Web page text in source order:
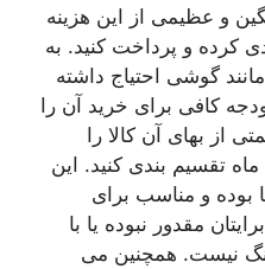
و عظیمی از این هزینه
کرده و پرداخت کنید. به
گوشی احتیاج داشته
کافی برای خرید آن را
از بهای آن کالا را
تقسیم بندی کنید. این
بوده و مناسب برای
برایتان مقدور نبوده یا با
نیست. همچنین می